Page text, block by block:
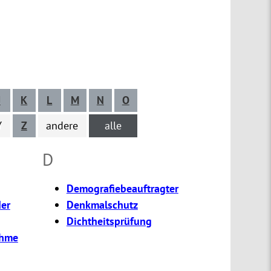
alle
K L M N
O
Z andere
D
Demografiebeauftragter
Denkmalschutz
Dichtheitsprüfung